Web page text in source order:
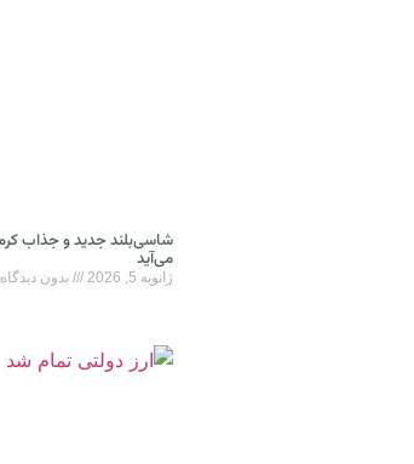
می‌آید
ژانویه 5, 2026 بدون دیدگاه